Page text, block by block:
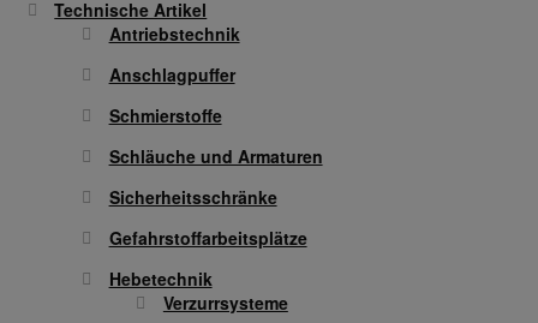
Technische Artikel
Antriebstechnik
Anschlagpuffer
Schmierstoffe
Schläuche und Armaturen
Sicherheitsschränke
Gefahrstoffarbeitsplätze
Hebetechnik
Verzurrsysteme